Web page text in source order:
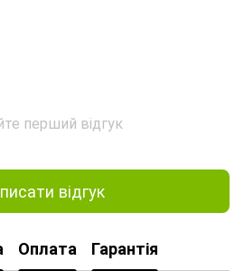
перший відгук
відгук
Оплата Гарантія